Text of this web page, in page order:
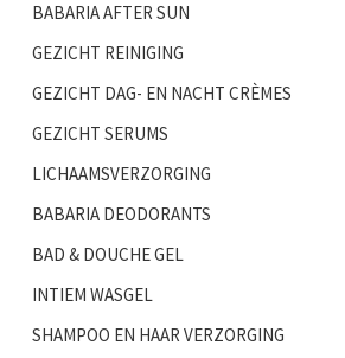
BABARIA AFTER SUN
GEZICHT REINIGING
GEZICHT DAG- EN NACHT CRÈMES
GEZICHT SERUMS
LICHAAMSVERZORGING
BABARIA DEODORANTS
BAD & DOUCHE GEL
INTIEM WASGEL
SHAMPOO EN HAAR VERZORGING